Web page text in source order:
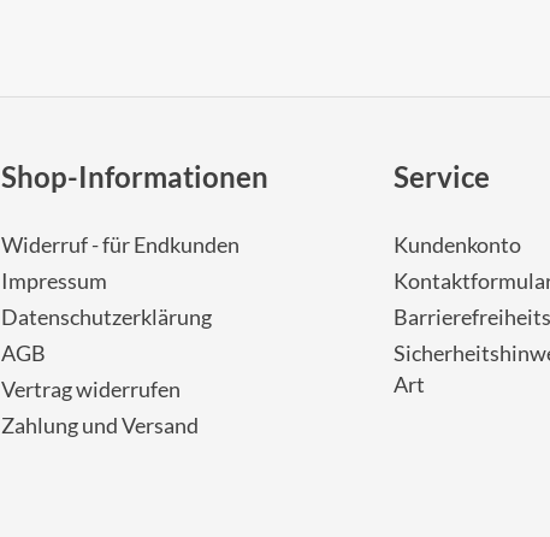
Shop-Informationen
Widerruf - für Endkunden
Impressum
Datenschutzerklärung
AGB
Vertrag widerrufen
Zahlung und Versand
Service
Kundenkonto
Art